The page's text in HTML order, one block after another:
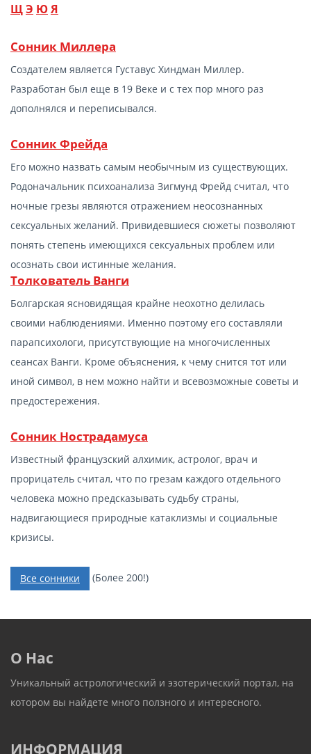
ЩЭ ЮЯ
Сонник Миллера
Создателем является Густавус Хиндман Миллер.
Разработан был еще в 19 Веке и с тех пор много раз
дополнялся и переписывался.
Сонник Фрейда
Его можно назвать самым необычным из существующих.
Родоначальник психоанализа Зигмунд Фрейд считал, что
ночные грезы являются отражением неосознанных
сексуальных желаний. Привидевшиеся сюжеты позволяют
понять степень имеющихся сексуальных проблем или
осознать свои истинные желания.
Толкователь Ванги
Болгарская ясновидящая крайне неохотно делилась
своими наблюдениями. Именно поэтому его составляли
парапсихологи, присутствующие на многочисленных
сеансах Ванги. Кроме объяснения, к чему снится тот или
иной символ, в нем можно найти и всевозможные советы и
предостережения.
Сонник Нострадамуса
Известный французский алхимик, астролог, врач и
прорицатель считал, что по грезам каждого отдельного
человека можно предсказывать судьбу страны,
надвигающиеся природные катаклизмы и социальные
кризисы.
Все сонники (Более 200!)
О Нас
Уникальный астрологический и эзотерический портал, на
котором вы найдете много ползного и интересного.
ИНФОРМАЦИЯ